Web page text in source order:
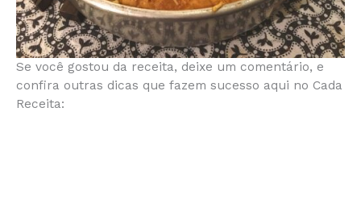
Se você gostou da receita, deixe um comentário, e
confira outras dicas que fazem sucesso aqui no Cada
Receita: